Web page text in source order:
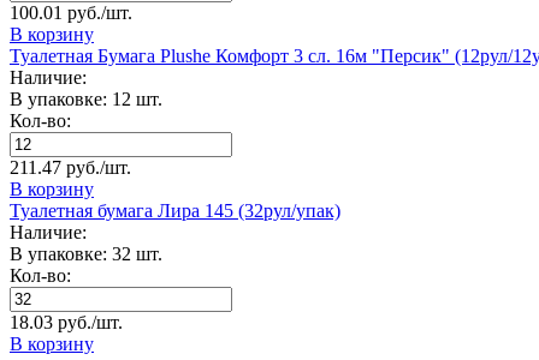
100.01 руб./шт.
В корзину
Туалетная Бумага Plushe Комфорт 3 сл. 16м "Персик" (12рул/
Наличие:
В упаковке: 12 шт.
Кол-во:
211.47 руб./шт.
В корзину
Туалетная бумага Лира 145 (32рул/упак)
Наличие:
В упаковке: 32 шт.
Кол-во:
18.03 руб./шт.
В корзину